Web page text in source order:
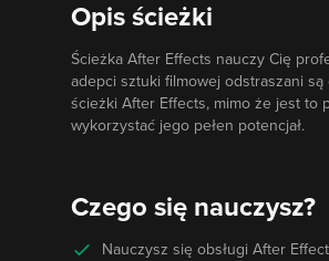
Opis ścieżki
Ścieżka After Effects nauczy Cię
adepci sztuki filmowej odstraszani
ścieżki After Effects, mimo że jest to
wykorzystać jego pełen potencjał.
Czego się nauczysz?
Nauczysz się obsługi After